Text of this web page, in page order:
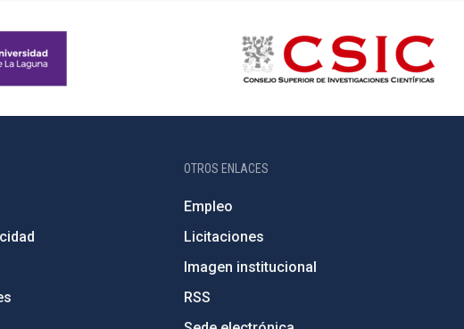
OTROS ENLACES
Empleo
Licitaciones
Imagen institucional
RSS